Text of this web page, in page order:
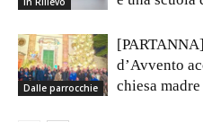
Dalle parrocchie
d’Avvento
chiesa madre